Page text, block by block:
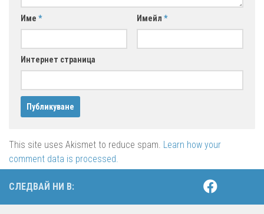
Име * Имейл *
Интернет страница
This site uses Akismet to reduce spam. Learn how your
comment data is processed.
СЛЕДВАЙ НИ В: